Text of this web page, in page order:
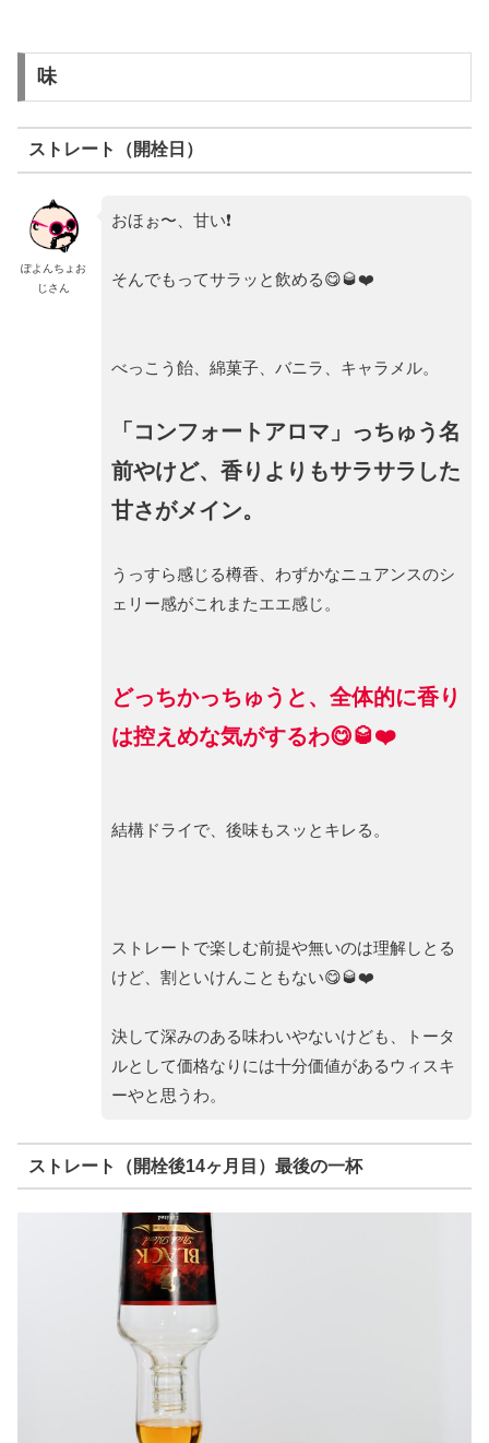
味
ストレート（開栓日）
ぽよんちょお
じさん
おほぉ〜、甘い❗
そんでもってサラッと飲める😋🥃❤️
べっこう飴、綿菓子、バニラ、キャラメル。
「コンフォートアロマ」っちゅう名
前やけど、香りよりもサラサラした
甘さがメイン。
うっすら感じる樽香、わずかなニュアンスのシ
ェリー感がこれまたエエ感じ。
どっちかっちゅうと、全体的に香り
は控えめな気がするわ😋🥃❤️
結構ドライで、後味もスッとキレる。
ストレートで楽しむ前提や無いのは理解しとる
けど、割といけんこともない😋🥃❤️
決して深みのある味わいやないけども、トータ
ルとして価格なりには十分価値があるウィスキ
ーやと思うわ。
ストレート（開栓後14ヶ月目）最後の一杯